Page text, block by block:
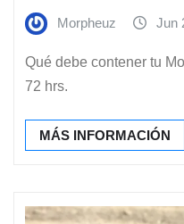
Morpheuz Jun
Qué debe contener tu
72 hrs.
MÁS INFORMACIÓN